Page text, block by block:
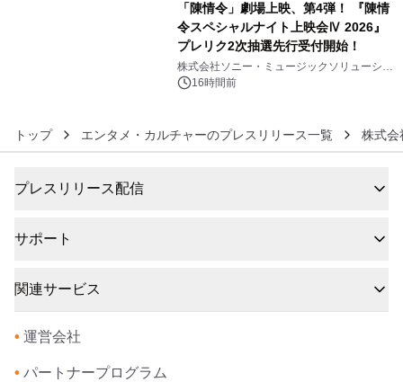
「陳情令」劇場上映、第4弾！ 『陳情
令スペシャルナイト上映会Ⅳ 2026』
プレリク2次抽選先行受付開始！
株式会社ソニー・ミュージックソリューショ
ンズ16時間前
トップ エンタメ・カルチャーのプレスリリース一覧 株式会
プレスリリース配信
サポート
関連サービス
• 運営会社
• パートナープログラム